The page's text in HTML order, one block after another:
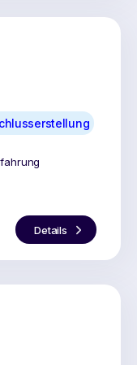
Details